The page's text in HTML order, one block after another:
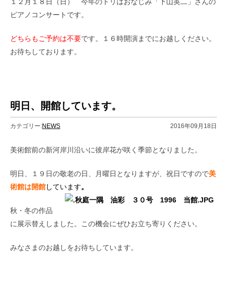
ピアノコンサートです。
どちらもご予約は不要です。１６時開演までにお越しください。
お待ちしております。
明日、開館しています。
カテゴリー:NEWS 2016年09月18日
美術館前の新河岸川沿いに彼岸花が咲く季節となりました。
明日、１９日の敬老の日、月曜日となりますが、祝日ですので美
術館は開館しています。
秋・冬の作品
に展示替えしました。この機会にぜひお立ち寄りください。
みなさまのお越しをお待ちしています。